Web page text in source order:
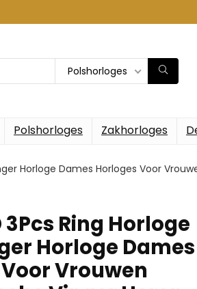
Polshorloges
Polshorloges Zakhorloges
Horloge Dames Horloges Voor
3Pcs Ring Horloge
Horloge Dames
Vrouwen